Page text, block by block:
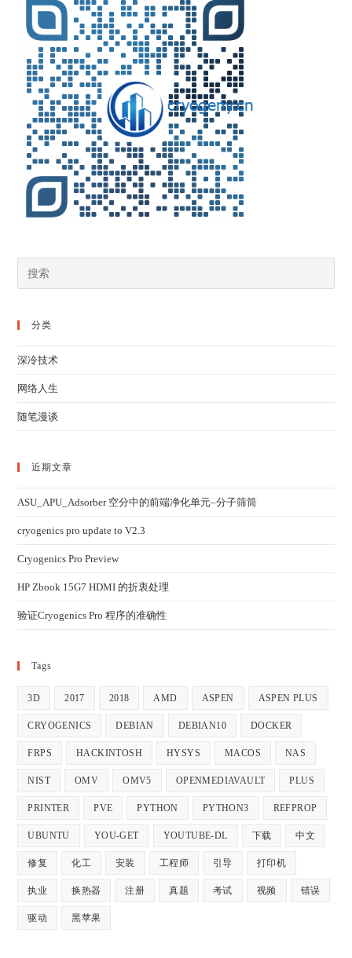
分类
深冷技术
网络人生
随笔漫谈
近期文章
ASU_APU_Adsorber 空分中的前端净化单元–分子筛筒
cryogenics pro update to V2.3
Cryogenics Pro Preview
HP Zbook 15G7 HDMI 的折衷处理
验证Cryogenics Pro 程序的准确性
Tags
3D 2017 2018 AMD ASPEN ASPEN PLUS
CRYOGENICS DEBIAN DEBIAN10 DOCKER
FRPS HACKINTOSH HYSYS MACOS NAS
NIST OMV OMV5 OPENMEDIAVAULT PLUS
PRINTER PVE PYTHON PYTHON3 REFPROP
UBUNTU YOU-GET YOUTUBE-DL 下载 中文
修复 化工 安装 工程师 引导 打印机
执业 换热器 注册 真题 考试 视频 错误
驱动 黑苹果